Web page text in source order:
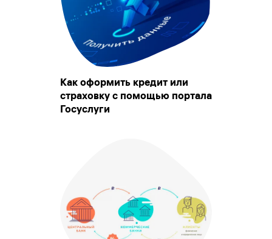
Как оформить кредит или
страховку с помощью портала
Госуслуги